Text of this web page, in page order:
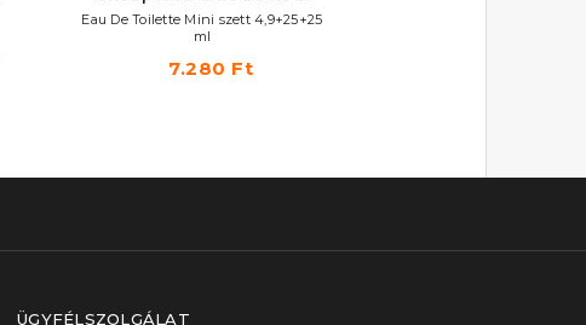
Eau De Toilette Mini szett 4,9+25+25
ml
7.280 Ft
ÜGYFÉLSZOLGÁLAT